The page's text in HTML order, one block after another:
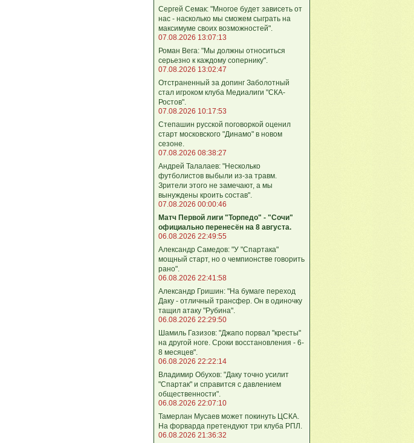
Сергей Семак: "Многое будет зависеть от
нас - насколько мы сможем сыграть на
максимуме своих возможностей".
07.08.2026 13:07:13
Роман Вега: "Мы должны относиться
серьезно к каждому сопернику".
07.08.2026 13:02:47
Отстраненный за допинг Заболотный
стал игроком клуба Медиалиги "СКА-
Ростов".
07.08.2026 10:17:53
Степашин русской поговоркой оценил
старт московского "Динамо" в новом
сезоне.
07.08.2026 08:38:27
Андрей Талалаев: "Несколько
футболистов выбыли из-за травм.
Зрители этого не замечают, а мы
вынуждены кроить состав".
07.08.2026 00:00:46
Матч Первой лиги "Торпедо" - "Сочи"
официально перенесён на 8 августа.
06.08.2026 22:49:55
Александр Самедов: "У "Спартака"
мощный старт, но о чемпионстве говорить
рано".
06.08.2026 22:41:58
Александр Гришин: "На бумаге переход
Даку - отличный трансфер. Он в одиночку
тащил атаку "Рубина".
06.08.2026 22:29:50
Шамиль Газизов: "Джапо порвал "кресты"
на другой ноге. Сроки восстановления - 6-
8 месяцев".
06.08.2026 22:22:14
Владимир Обухов: "Даку точно усилит
"Спартак" и справится с давлением
общественности".
06.08.2026 22:07:10
Тамерлан Мусаев может покинуть ЦСКА.
На форварда претендуют три клуба РПЛ.
06.08.2026 21:36:32